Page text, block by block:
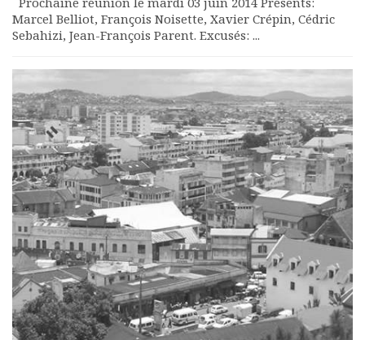
Marcel Belliot, François Noisette, Xavier Crépin, Cédric
Sebahizi, Jean-François Parent. Excusés: ...